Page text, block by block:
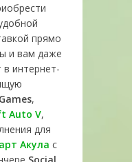
прямо
и вам даже
в интернет-
,
Auto V,
для
Акула с